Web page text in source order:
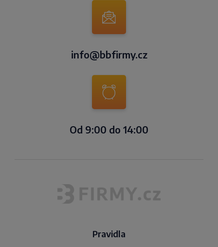
info@bbfirmy.cz
Od 9:00 do 14:00
Pravidla